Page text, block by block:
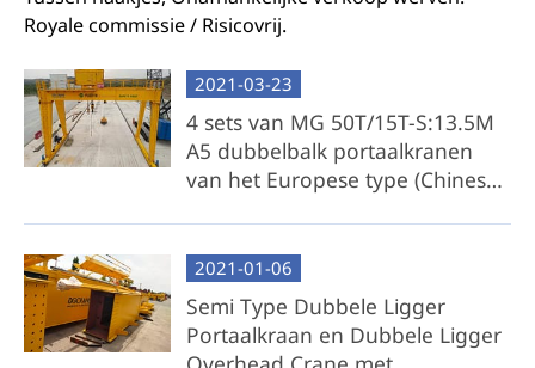
Royale commissie / Risicovrij.
2021-03-23
4 sets van MG 50T/15T-S:13.5M
A5 dubbelbalk portaalkranen
van het Europese type (Chinese
2021-01-06
Semi Type Dubbele Ligger
Portaalkraan en Dubbele Ligger